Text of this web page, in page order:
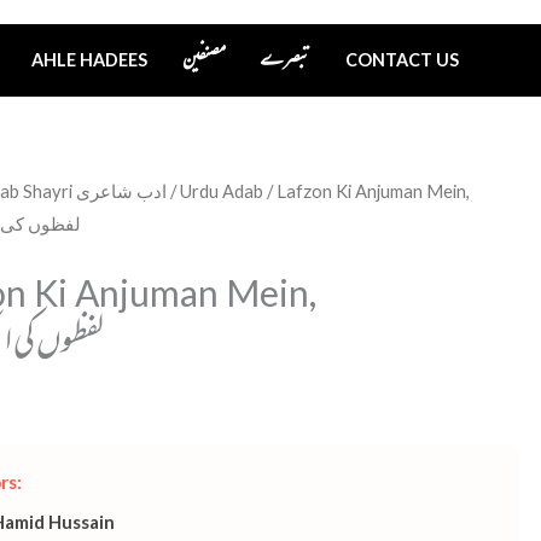
AHLE HADEES مصنفین تبصرے CONTACT US
Adab Shayri ادب شاعری /Urdu Adab / Lafzon Ki Anjuman Mein,
لفظوں کی
Ki Anjuman Mein,
لفظوں کی
Hussain